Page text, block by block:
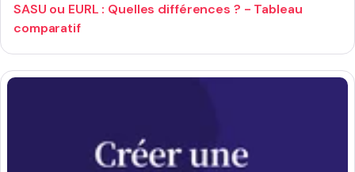
SASU ou EURL : Quelles différences ? - Tableau
comparatif